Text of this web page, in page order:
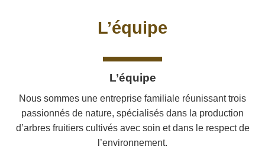
L’équipe
L’équipe
Nous sommes une entreprise familiale réunissant trois
passionnés de nature, spécialisés dans la production
d’arbres fruitiers cultivés avec soin et dans le respect de
l’environnement.